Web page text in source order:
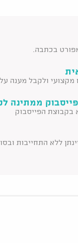
בכתבה.
ולקבל מענה על
ממתינה
בקבוצת הפייסבוק
ללא התחייבות